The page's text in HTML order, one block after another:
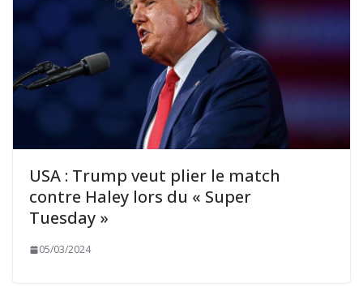
USA : Trump veut plier le match
contre Haley lors du « Super
Tuesday »
05/03/2024